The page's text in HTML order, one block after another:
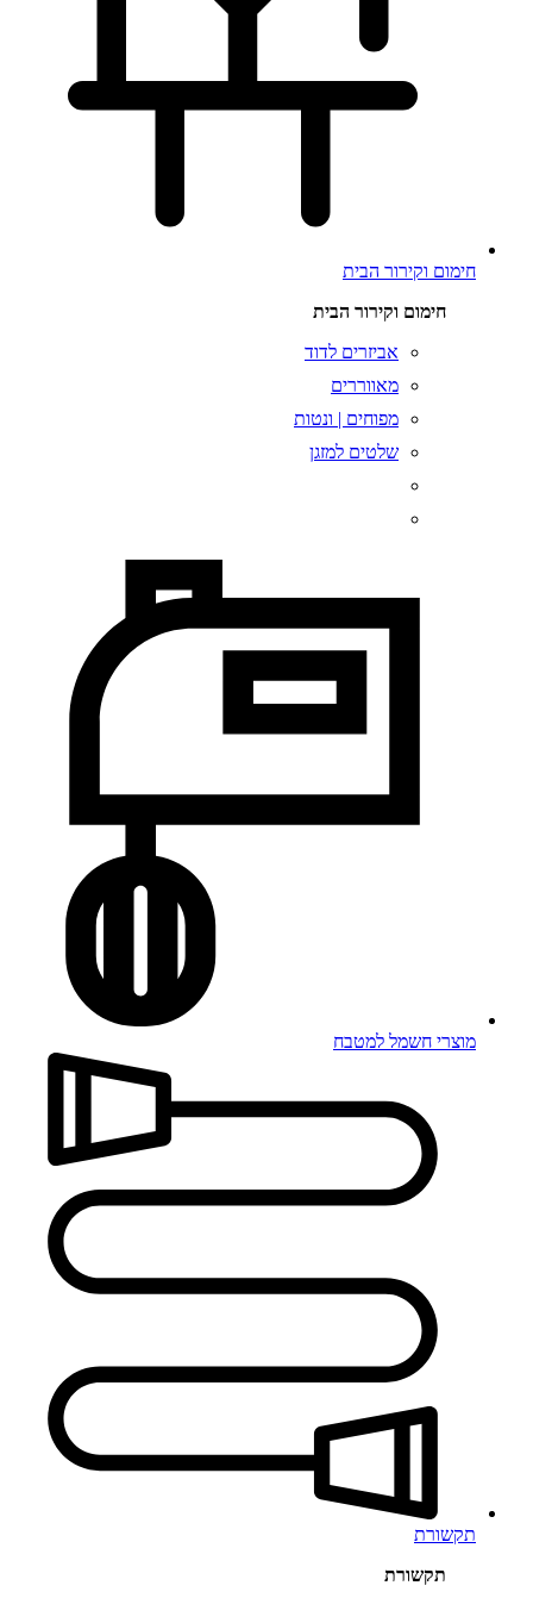
חימום וקירור הבית
חימום וקירור הבית
אביזרים לדוד
מאווררים
מפוחים | ונטות
שלטים למזגן
מוצרי חשמל למטבח
תקשורת
תקשורת